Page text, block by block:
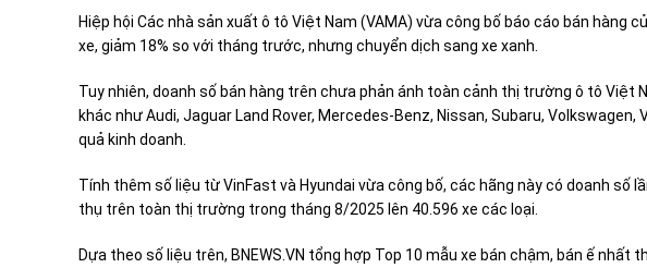
Hiệp hội Các nhà sản xuất ô tô Việt Nam (VAMA) vừa công bố báo cáo bán hàng
xe, giảm 18% so với tháng trước, nhưng chuyển dịch sang xe xanh.
Tuy nhiên, doanh số bán hàng trên chưa phản ánh toàn cảnh thị trường ô tô Việt
khác như Audi, Jaguar Land Rover, Mercedes-Benz, Nissan, Subaru,
quả kinh doanh.
Tính thêm số liệu từ VinFast và Hyundai vừa công bố, các hãng này có doanh số
thụ trên toàn thị trường trong tháng 8/2025 lên 40.596 xe các loại.
Dựa theo số liệu trên, BNEWS.VN tổng hợp Top 10 mẫu xe bán chậm, bán ế